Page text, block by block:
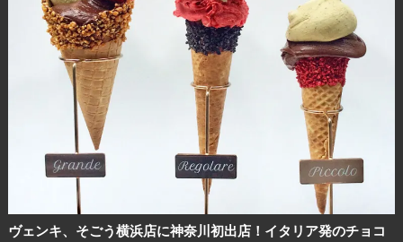
ヴェンキ、そごう横浜店に神奈川初出店！イタリア発のチョコ
ブログ記事
サイトについて